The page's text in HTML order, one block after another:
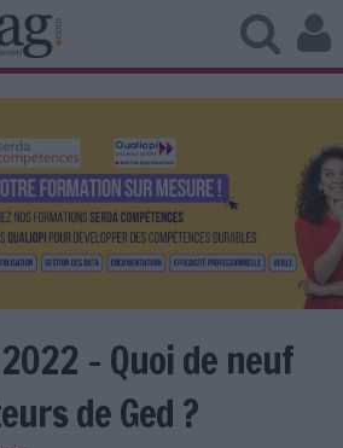
- Quoi de neuf
de Ged ?